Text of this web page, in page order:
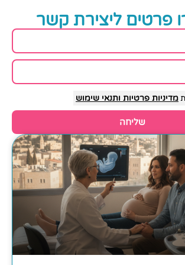
פרטים ליצירת קשר
מדיניות פרטיות ותנאי שימוש
שליחה